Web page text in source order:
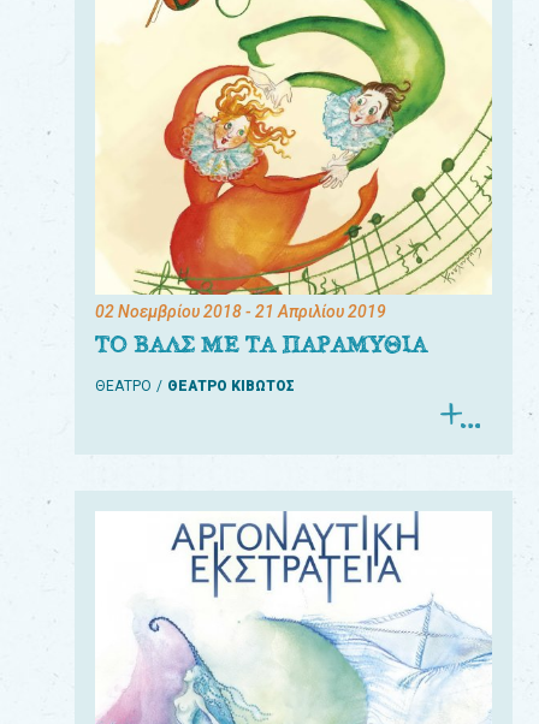
02 Νοεμβρίου 2018- 21 Απριλίου 2019
ΤΟ ΒΑΛΣ ΜΕ ΤΑ ΠΑΡΑΜΥΘΙΑ
ΘΕΑΤΡΟ ΘΕΑΤΡΟ ΚΙΒΩΤΟΣ